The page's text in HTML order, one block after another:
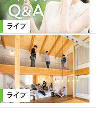
ライフ
ライフ